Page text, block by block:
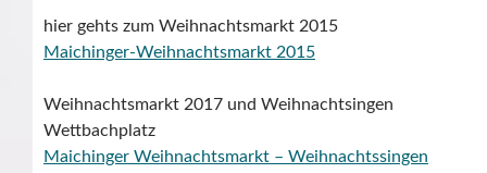
hier gehts zum Weihnachtsmarkt 2015
Maichinger-Weihnachtsmarkt 2015
Weihnachtsmarkt 2017 und Weihnachtsingen
Wettbachplatz
Maichinger Weihnachtsmarkt – Weihnachtssingen